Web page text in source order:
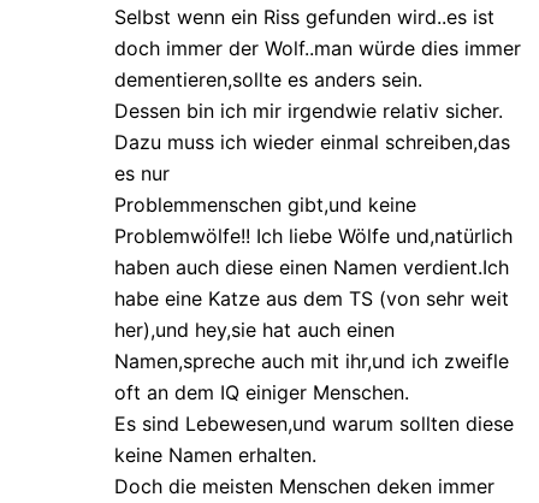
Selbst wenn ein Riss gefunden wird..es ist
doch immer der Wolf..man würde dies immer
dementieren,sollte es anders sein.
Dessen bin ich mir irgendwie relativ sicher.
Dazu muss ich wieder einmal schreiben,das
es nur
Problemmenschen gibt,und keine
Problemwölfe!! Ich liebe Wölfe und,natürlich
haben auch diese einen Namen verdient.Ich
habe eine Katze aus dem TS (von sehr weit
her),und hey,sie hat auch einen
Namen,spreche auch mit ihr,und ich zweifle
oft an dem IQ einiger Menschen.
Es sind Lebewesen,und warum sollten diese
keine Namen erhalten.
Doch die meisten Menschen deken immer